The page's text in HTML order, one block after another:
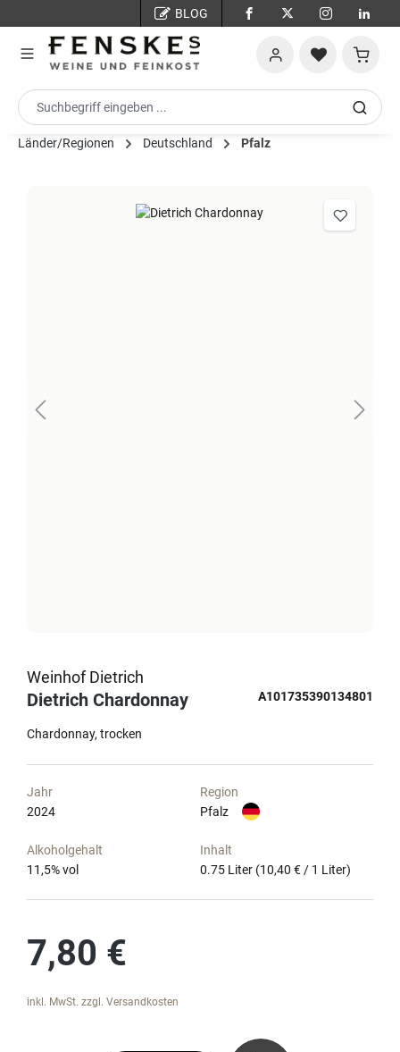
BLOG
Länder/Regionen Deutschland Pfalz
Weinhof Dietrich
Dietrich Chardonnay A101735390134801
Chardonnay trocken
Jahr
2024
Region
Pfalz
Alkoholgehalt
11,5% vol
Inhalt
0.75 Liter (10,40 € / 1 Liter)
7,80 €
inkl. MwSt. zzgl. Versandkosten